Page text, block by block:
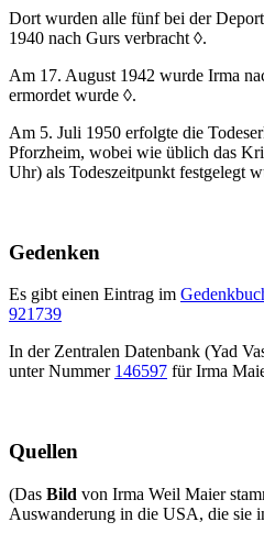
Dort wurden alle fünf bei der
1940 nach Gurs verbracht ◊.
Am 17. August 1942 wurde Irma
ermordet wurde ◊.
Am 5. Juli 1950 erfolgte die
Pforzheim, wobei wie üblich das
Uhr) als Todeszeitpunkt festgelegt
Gedenken
Es gibt einen Eintrag im
921739
In der Zentralen Datenbank (Yad
unter Nummer 146597 für Irma
Quellen
(Das Bild von Irma Weil Maier
Auswanderung in die USA, die sie